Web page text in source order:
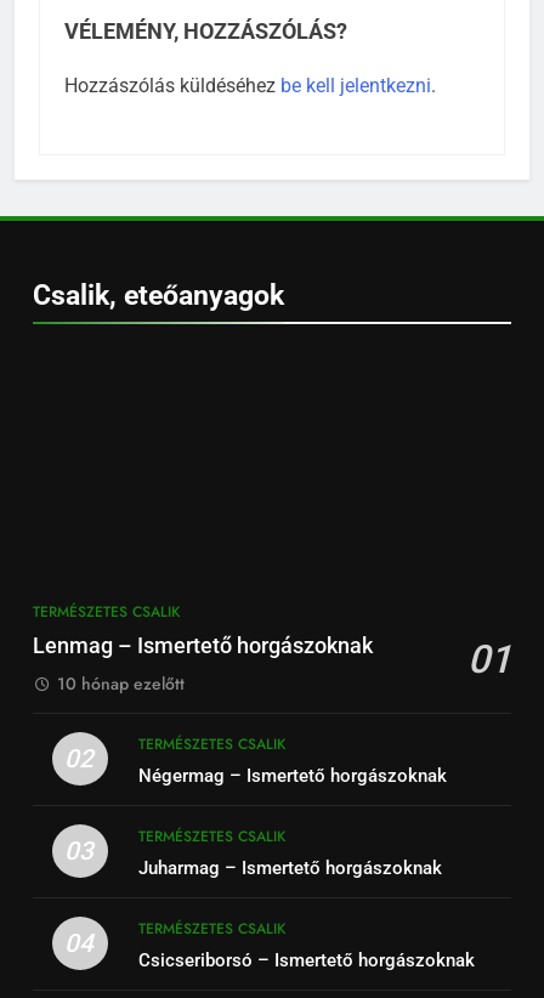
VÉLEMÉNY, HOZZÁSZÓLÁS?
Hozzászólás küldéséhez be kell jelentkezni.
Csalik, eteőanyagok
TERMÉSZETES CSALIK
Lenmag – Ismertető horgászoknak 01
10 hónap ezelőtt
02
TERMÉSZETES CSALIK
Négermag – Ismertető horgászoknak
03
TERMÉSZETES CSALIK
Juharmag – Ismertető horgászoknak
04
TERMÉSZETES CSALIK
Csicseriborsó – Ismertető horgászoknak